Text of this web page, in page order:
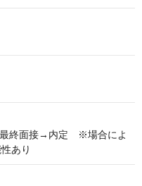
終面接→内定　※場合によ
あり